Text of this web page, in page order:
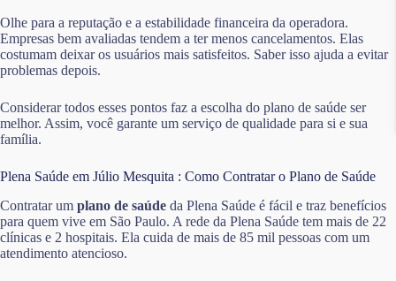
Olhe para a reputação e a estabilidade financeira da operadora.
Empresas bem avaliadas tendem a ter menos cancelamentos. Elas
costumam deixar os usuários mais satisfeitos. Saber isso ajuda a evitar
problemas depois.
Considerar todos esses pontos faz a escolha do plano de saúde ser
melhor. Assim, você garante um serviço de qualidade para si e sua
família.
Plena Saúde em Júlio Mesquita : Como Contratar o Plano de Saúde
Contratar um plano de saúde da Plena Saúde é fácil e traz benefícios
para quem vive em São Paulo. A rede da Plena Saúde tem mais de 22
clínicas e 2 hospitais. Ela cuida de mais de 85 mil pessoas com um
atendimento atencioso.